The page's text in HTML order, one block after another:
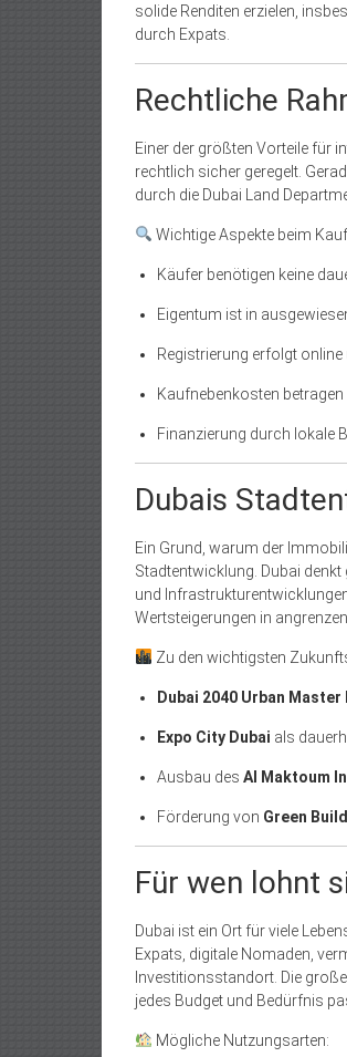
solide Renditen erzielen,
durch Expats.
Rechtliche
Einer der größten Vorteile für
rechtlich sicher geregelt.
durch die Dubai Land
Wichtige Aspekte beim
Käufer benötigen keine
Eigentum ist in
Registrierung erfolgt online
Kaufnebenkosten
Finanzierung durch lokale
Dubais
Ein Grund, warum der
Stadtentwicklung. Dubai
und
Wertsteigerungen in
Zu den wichtigsten
Dubai 2040 Urban Master
Expo City Dubai als
Ausbau des Al Maktoum
Förderung von Green
Für wen lohnt
Dubai ist ein Ort für viele
Expats, digitale Nomaden,
Investitionsstandort. Die
jedes Budget und Bedürfnis
Mögliche Nutzungsarten: